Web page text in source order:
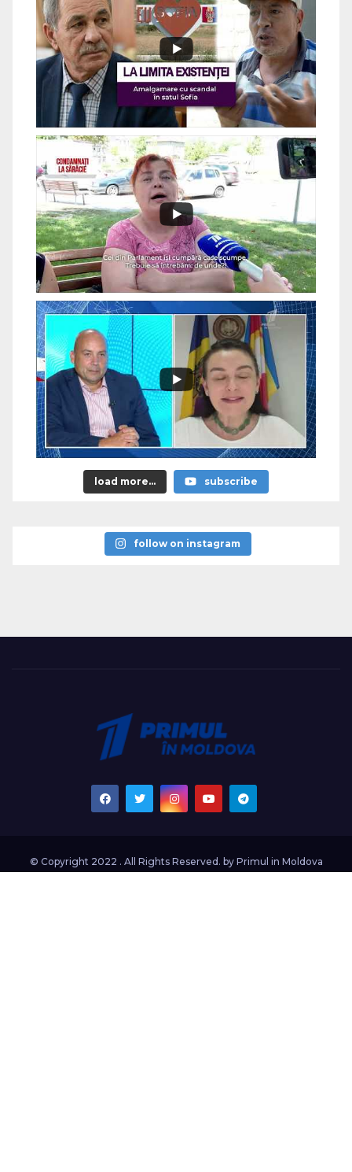
load more... subscribe
follow on instagram
© Copyright 2022 . All Rights Reserved. by Primul in Moldova